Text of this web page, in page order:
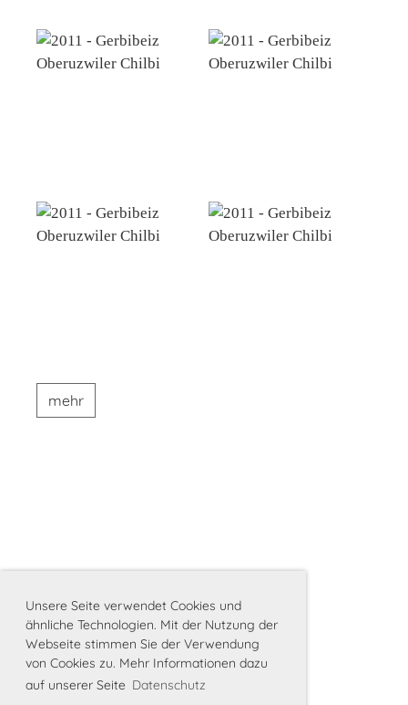
Unsere Seite verwendet Cookies und
ähnliche Technologien. Mit der Nutzung der
Webseite stimmen Sie der Verwendung
von Cookies zu. Mehr Informationen dazu
auf unserer Seite Datenschutz
mehr